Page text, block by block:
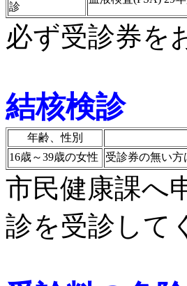
診
必ず受診券を
結核検診
年齢、性別
16歳～39歳の女性
受診券の無い
市民健康課へ
診を受診して